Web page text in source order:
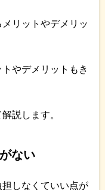
リットやデメリッ
やデメリットもき
説します。
ない
しなくていい点が